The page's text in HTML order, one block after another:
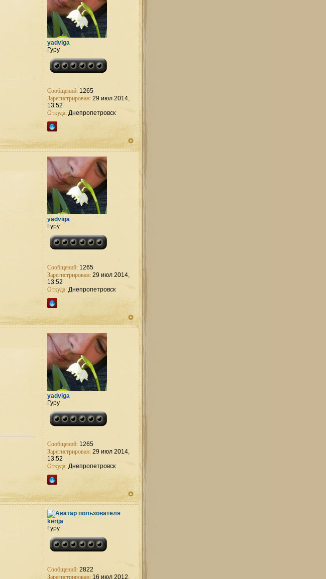
yadviga
Гуру
Сообщений: 1265
Зарегистрирован: 29 июл 2014,
13:52
Откуда: Днепропетровск
yadviga
Гуру
Сообщений: 1265
Зарегистрирован: 29 июл 2014,
13:52
Откуда: Днепропетровск
yadviga
Гуру
Сообщений: 1265
Зарегистрирован: 29 июл 2014,
13:52
Откуда: Днепропетровск
kerija
Гуру
Сообщений: 2822
Зарегистрирован: 16 июл 2012,